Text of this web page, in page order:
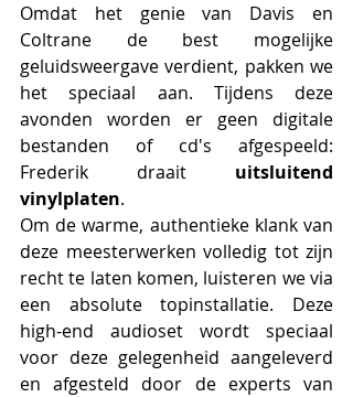
Omdat het genie van Davis en
Coltrane de best mogelijke
geluidsweergave verdient, pakken we
het speciaal aan. Tijdens deze
avonden worden er geen digitale
bestanden of cd's afgespeeld:
Frederik draait uitsluitend
vinylplaten.
Om de warme, authentieke klank van
deze meesterwerken volledig tot zijn
recht te laten komen, luisteren we via
een absolute topinstallatie. Deze
high-end audioset wordt speciaal
voor deze gelegenheid aangeleverd